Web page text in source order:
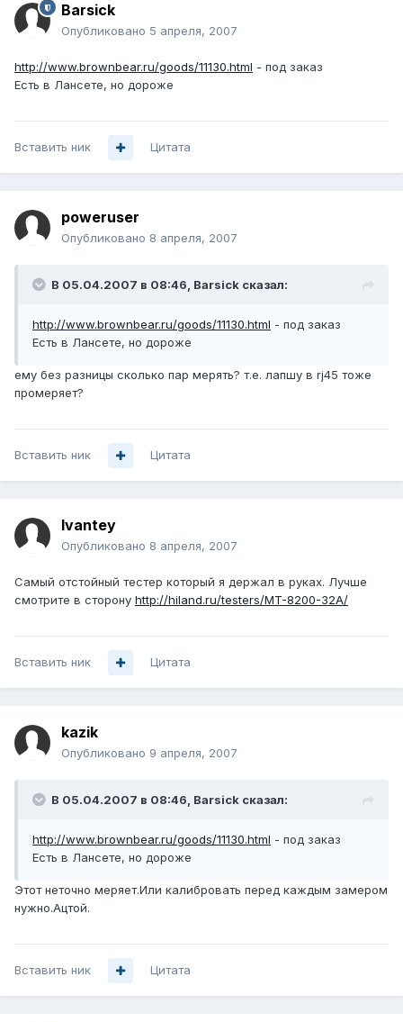
Barsick
Опубликовано 5 апреля, 2007
http://www.brownbear.ru/goods/11130.html - под заказ
Есть в Лансете, но дороже
Вставить ник Цитата
poweruser
Опубликовано 8 апреля, 2007
В 05.04.2007 в 08:46, Barsick сказал:
http://www.brownbear.ru/goods/11130.html - под заказ
Есть в Лансете, но дороже
ему без разницы сколько пар мерять? т.е. лапшу в rj45 тоже
промеряет?
Вставить ник Цитата
Ivantey
Опубликовано 8 апреля, 2007
Самый отстойный тестер который я держал в руках. Лучше
смотрите в сторону http://hiland.ru/testers/MT-8200-32A/
Вставить ник Цитата
kazik
Опубликовано 9 апреля, 2007
В 05.04.2007 в 08:46, Barsick сказал:
http://www.brownbear.ru/goods/11130.html - под заказ
Есть в Лансете, но дороже
Этот неточно меряет.Или калибровать перед каждым замером
нужно.Ацтой.
Вставить ник Цитата